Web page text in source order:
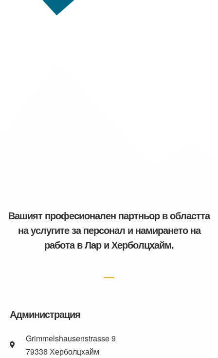
Вашият професионален партньор в областта
на услугите за персонал и намирането на
работа в Лар и Херболцхайм.
Администрация
Grimmelshausenstrasse 9
79336 Херболцхайм